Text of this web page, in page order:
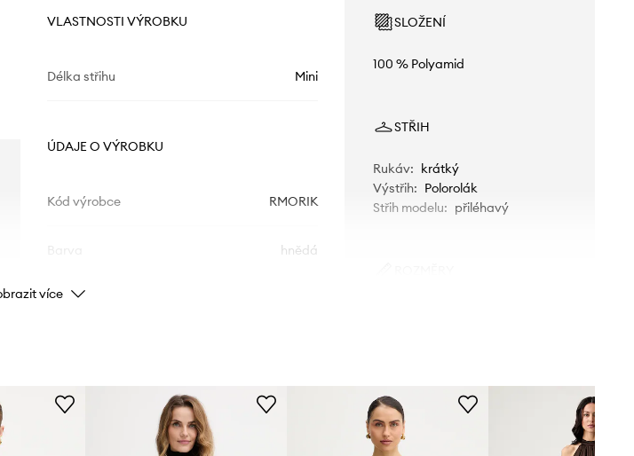
VLASTNOSTI VÝROBKU
Délka střihu Mini
ÚDAJE O VÝROBKU
Kód výrobce RMORIK
hnědá
Značka
ID produktu
SLOŽENÍ
100 % Polyamid
STŘIH
Rukáv:
krátký
Výstřih: Polorolák
Střih modelu: přiléhavý
Doporučujeme zvolit velikost, kterou
běžně nosíte.
Tabulka velikosti
více